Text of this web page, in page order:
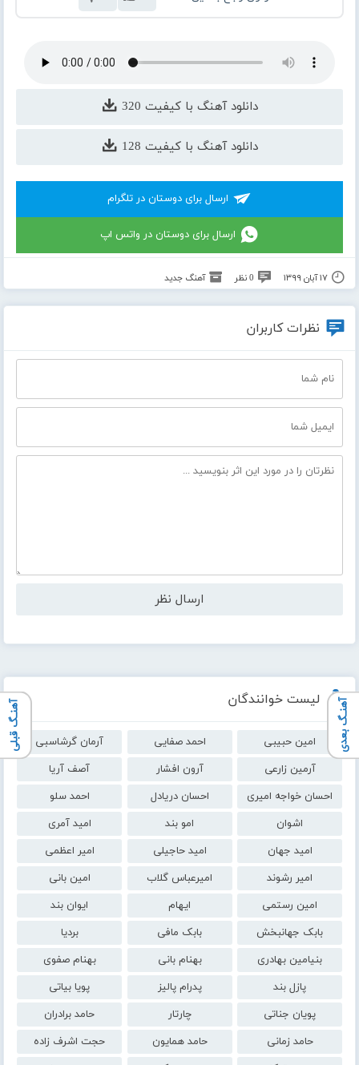
لیست خوانندگان
امین حبیبی احمد صفایی
آرمان گرشاسبی
آرمین زارعی
آرون افشار
آصف آریا
احسان خواجه امیری
احسان دریادل
احمد سلو
اشوان
امو بند
امید آمری
امید جهان
امید حاجیلی
امیر اعظمی
امیر رشوند
امیرعباس گلاب
امین بانی
امین رستمی
ایهام
ایوان بند
بابک جهانبخش
بابک مافی
بردیا
بنیامین بهادری
بهنام بانی
بهنام صفوی
پازل بند
پدرام پالیز
پویا بیاتی
پویان جناتی
چارتار
حامد برادران
حامد زمانی
حامد همایون
حجت اشرف زاده
دانلود آهنگ با کیفیت 320
دانلود آهنگ با کیفیت 128
ارسال برای دوستان در تلگرام
ارسال برای دوستان در واتس اپ
۱۷ آبان ۱۳۹۹ 0 نظر آهنگ جدید
آهنـگ بعدی آهنـگ قبلی
نظرات کاربران